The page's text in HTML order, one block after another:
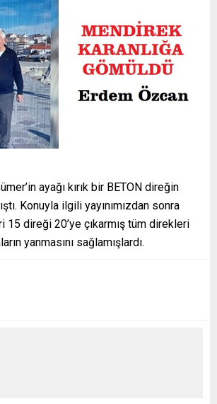
ayağı kırık bir BETON direğin
Konuyla ilgili yayınımızdan sonra
15 direği 20’ye çıkarmış tüm direkleri
yanmasını sağlamışlardı.